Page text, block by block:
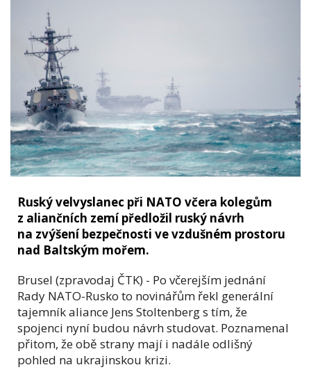
Ruský velvyslanec při NATO včera kolegům
z aliančních zemí předložil ruský návrh
na zvýšení bezpečnosti ve vzdušném prostoru
nad Baltským mořem.
Brusel (zpravodaj ČTK) - Po včerejším jednání
Rady NATO-Rusko to novinářům řekl generální
tajemník aliance Jens Stoltenberg s tím, že
spojenci nyní budou návrh studovat. Poznamenal
přitom, že obě strany mají i nadále odlišný
pohled na ukrajinskou krizi.